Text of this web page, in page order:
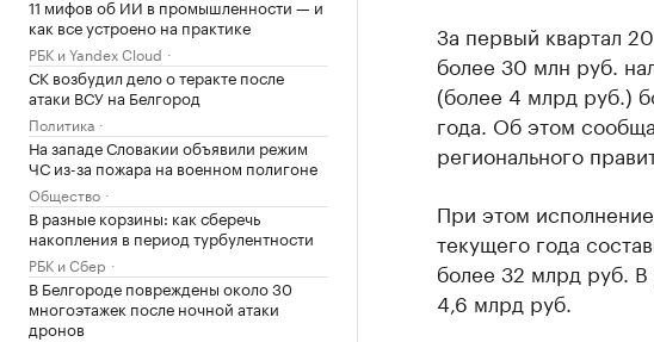
11 мифов об ИИ в промышленности — и
как все устроено на практике
РБК и Yandex Cloud
СК возбудил дело о теракте после
атаки ВСУ на Белгород
Политика
На западе Словакии объявили режим
ЧС из-за пожара на военном полигоне
Общество
В разные корзины: как сберечь
накопления в период турбулентности
РБК и Сбер
В Белгороде повреждены около 30
многоэтажек после ночной атаки
дронов
За первый квартал
более 30 млн руб.
(более 4 млрд руб.)
года. Об этом
регионального
При этом
текущего года
более 32 млрд руб. В
4,6 млрд руб.